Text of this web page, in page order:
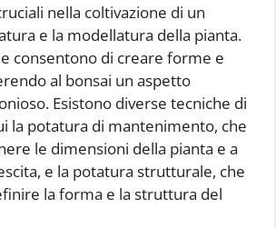
nella coltivazione di un
e la modellatura della pianta.
consentono di creare forme e
al bonsai un aspetto
Esistono diverse tecniche di
la potatura di mantenimento, che
le dimensioni della pianta e a
e la potatura strutturale, che
la forma e la struttura del